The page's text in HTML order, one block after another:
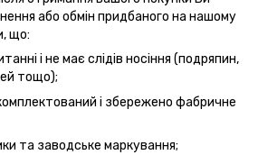
або обмін придбаного на нашому
що:
і не має слідів носіння (подряпин,
тощо);
і збережено фабричне
та заводське маркування;